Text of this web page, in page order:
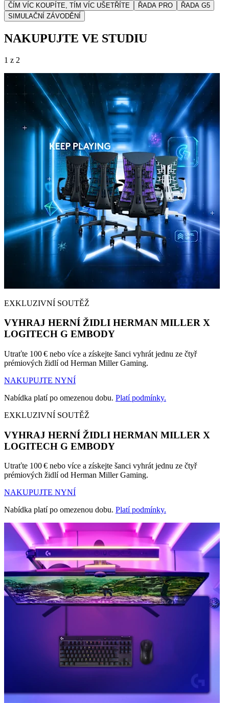
ČÍM VÍC KOUPÍTE, TÍM VÍC UŠETŘÍTE ŘADA PRO
ŘADA G5
SIMULAČNÍ ZÁVODĚNÍ
NAKUPUJTE VE STUDIU
1 z 2
EXKLUZIVNÍ SOUTĚŽ
VYHRAJ HERNÍ ŽIDLI HERMAN MILLER X
LOGITECH G EMBODY
Utraťte 100 € nebo více a získejte šanci vyhrát jednu ze čtyř
prémiových židlí od Herman Miller Gaming.
NAKUPUJTE NYNÍ
Nabídka platí po omezenou dobu. Platí podmínky.
EXKLUZIVNÍ SOUTĚŽ
VYHRAJ HERNÍ ŽIDLI HERMAN MILLER X
LOGITECH G EMBODY
Utraťte 100 € nebo více a získejte šanci vyhrát jednu ze čtyř
prémiových židlí od Herman Miller Gaming.
NAKUPUJTE NYNÍ
Nabídka platí po omezenou dobu. Platí podmínky.